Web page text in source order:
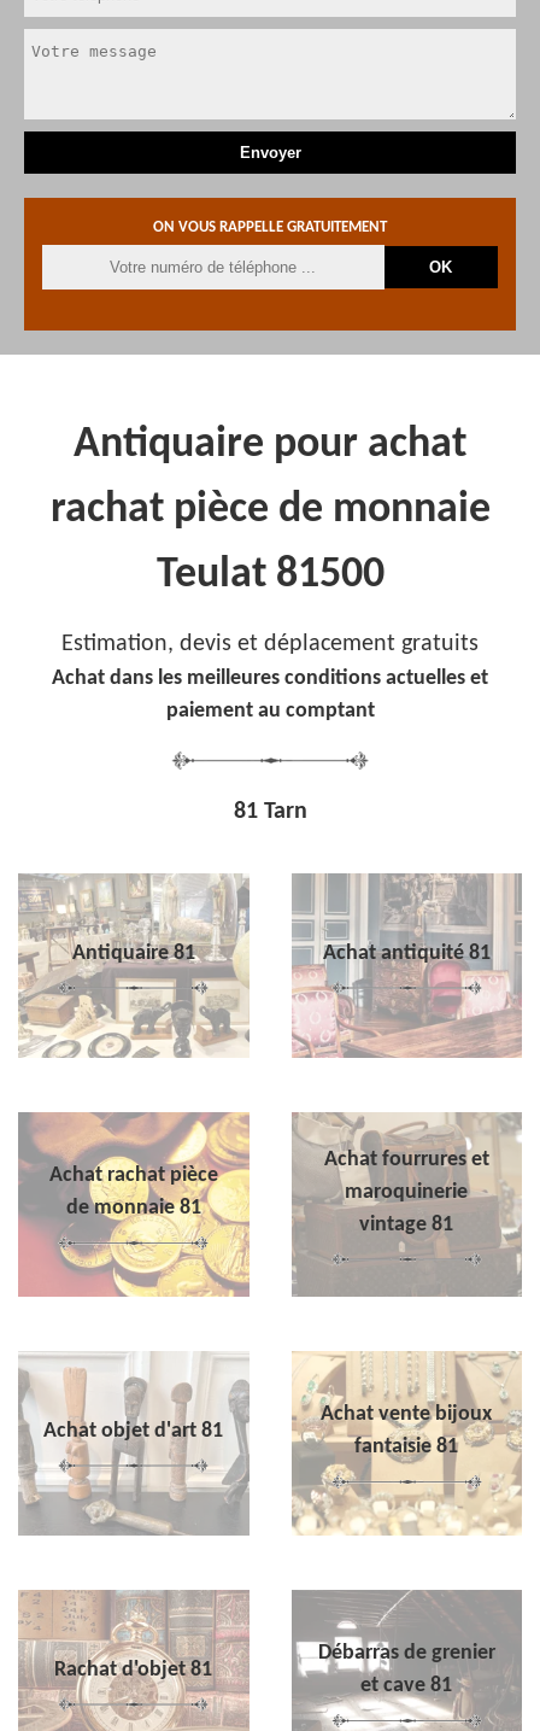
ON VOUS RAPPELLE GRATUITEMENT
Antiquaire pour achat
rachat pièce de monnaie
Teulat 81500
Estimation, devis et déplacement gratuits
Achat dans les meilleures conditions actuelles et
paiement au comptant
81 Tarn
Antiquaire 81 Achat antiquité 81
Achat rachat pièce
de monnaie 81
Achat fourrures et
maroquinerie
vintage 81
Achat objet d'art 81
Achat vente bijoux
fantaisie 81
Rachat d'objet 81
Débarras de grenier
et cave 81